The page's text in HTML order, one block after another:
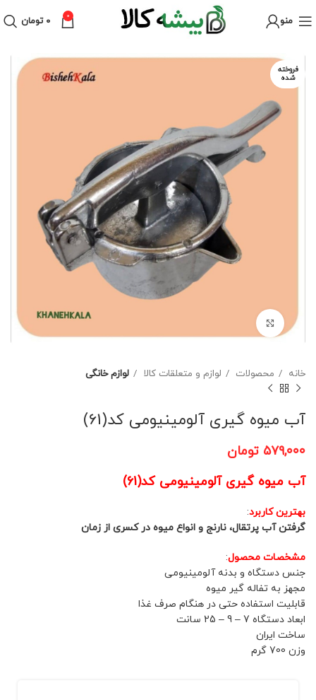
منو 0 ۰ تومان
فروخته
شده
خانه محصولات لوازم و متعلقات کالا لوازم خانگی
آب میوه گیری آلومینیومی کد(61)
۵۷۹,۰۰۰ تومان
آب میوه گیری آلومینیومی کد(61)
بهترین کاربرد:
گرفتن آب پرتقال، نارنج و انواع میوه در کسری از زمان
مشخصات محصول:
جنس دستگاه و بدنه آلومینیومی
مجهز به تفاله گیر میوه
قابلیت استفاده حتی در هنگام صرف غذا
ابعاد دستگاه 7 – 9 – 25 سانت
ساخت ایران
وزن 700 گرم